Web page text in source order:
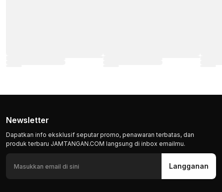
Newsletter
Dapatkan info eksklusif seputar promo, penawaran terbatas, dan
produk terbaru JAMTANGAN.COM langsung di inbox emailmu.
Langganan